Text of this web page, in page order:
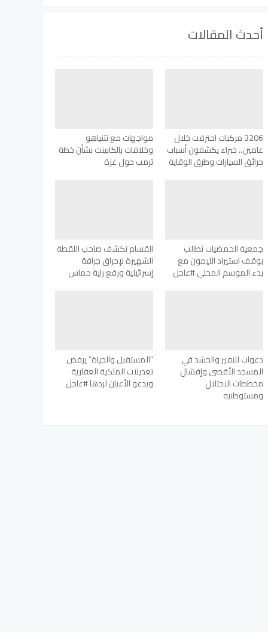
أحدث المقالات
3206 مركبات احترقت خلال
عامين.. خبراء يكشفون أسباب
حرائق السيارات وطرق الوقاية
مواجهات مع نتنياهو
وخلافات بالكابينت بشأن خطة
ترمب حول غزة
جمعية الحمضيات تطالب
بوقف استيراد الليمون مع
بدء الموسم المحلي #عاجل
القسام تكشف صاحب اللقطة
الشهيرة لإحراق جرافة
إسرائيلية ورفع راية حماس
دعوات للنفير والحشد في
المسجد الأقصى وإفشال
مخططات الاحتلال
ومستوطنيه
“المستقبل والحياة” يرفض
تعديلات الملكية العقارية
ويدعو الأعيان لردها #عاجل